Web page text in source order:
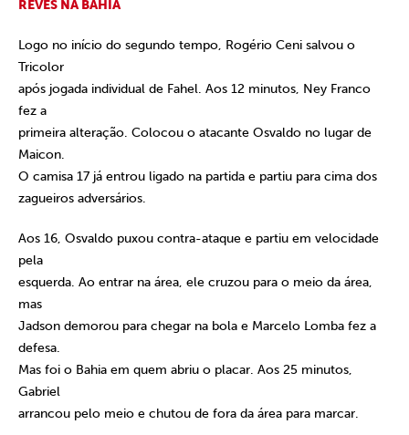
REVÉS NA BAHIA
Logo no início do segundo tempo, Rogério Ceni salvou o
Tricolor
após jogada individual de Fahel. Aos 12 minutos, Ney Franco
fez a
primeira alteração. Colocou o atacante Osvaldo no lugar de
Maicon.
O camisa 17 já entrou ligado na partida e partiu para cima dos
zagueiros adversários.
Aos 16, Osvaldo puxou contra-ataque e partiu em velocidade
pela
esquerda. Ao entrar na área, ele cruzou para o meio da área,
mas
Jadson demorou para chegar na bola e Marcelo Lomba fez a
defesa.
Mas foi o Bahia em quem abriu o placar. Aos 25 minutos,
Gabriel
arrancou pelo meio e chutou de fora da área para marcar.